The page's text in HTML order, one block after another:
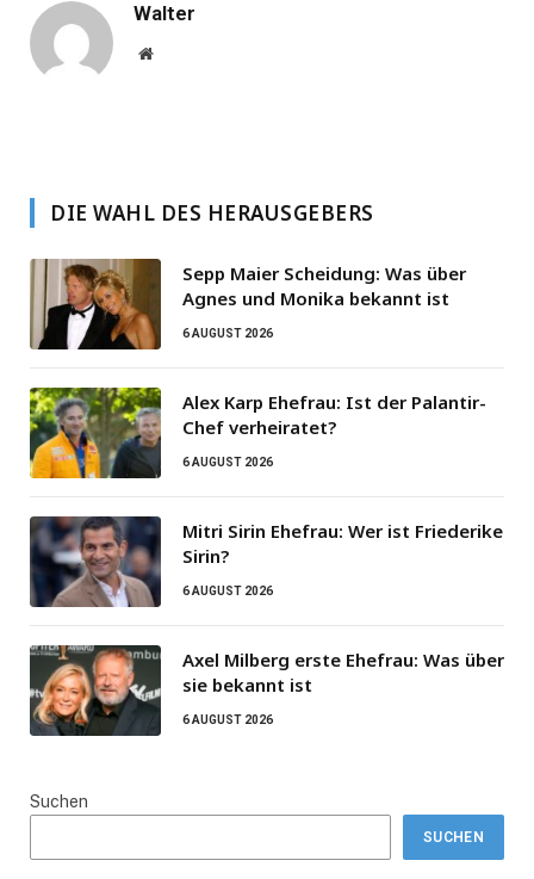
Walter
Website
DIE WAHL DES HERAUSGEBERS
Sepp Maier Scheidung: Was über
Agnes und Monika bekannt ist
6 AUGUST 2026
Alex Karp Ehefrau: Ist der Palantir-
Chef verheiratet?
6 AUGUST 2026
Mitri Sirin Ehefrau: Wer ist Friederike
Sirin?
6 AUGUST 2026
Axel Milberg erste Ehefrau: Was über
sie bekannt ist
6 AUGUST 2026
Suchen
SUCHEN